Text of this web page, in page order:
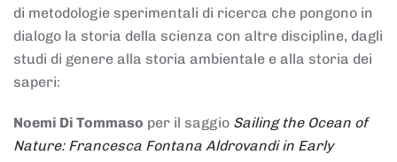
di metodologie sperimentali di ricerca che pongono in
dialogo la storia della scienza con altre discipline, dagli
studi di genere alla storia ambientale e alla storia dei
saperi:
Noemi Di Tommaso per il saggio Sailing the Ocean of
Nature: Francesca Fontana Aldrovandi in Early